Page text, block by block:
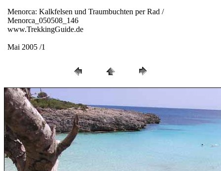
Menorca: Kalkfelsen und Traumbuchten per Rad /
Menorca_050508_146
www.TrekkingGuide.de
Mai 2005 /1